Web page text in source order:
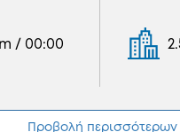
/ 00:00
Προβολή περισσότερων